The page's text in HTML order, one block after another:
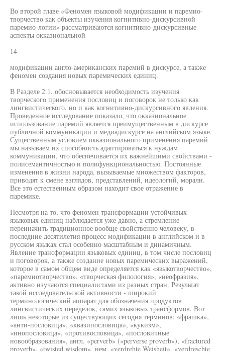
Во второй главе «Феномен языковой модификации и паремио-
творчество как объекты изучения когнитивно-дискурсивной
паремио-логии» рассматриваются когнитивно-дискурсивные
аспекты окказиональной
14
модификации англо-американских паремий в дискурсе, а также
феномен создания новых паремических единиц.
В Разделе 2.1. обосновывается необходимость изучения
творческого применения пословиц и поговорок не только как
лингвистического, но и как когнитивно-дискурсивного явления.
Проведенное исследование показало, что окказиональное
использование паремий является преимущественным в дискурсе
публичной коммуникации и медиадискурсе на английском языке.
Существенным условием окказионального применения паремий
мы называем их способность адаптироваться к нуждам
коммуникации, что обеспечивается их важнейшими свойствами -
полисемантичностью и полифункциональностью. Постоянные
изменения в жизни народа, вызываемые множеством факторов,
приводят к смене взглядов, представлений, идеологий, морали.
Все это естественным образом находит свое отражение в
паремике.
Несмотря на то, что феномен трансформации устойчивых
языковых единиц наблюдается уже давно, а стремление
переиначить традиционное вообще свойственно человеку, в
последние десятилетия процесс модификации в английском и в
русском языках стал особенно масштабным и динамичным.
Явление трансформации языковых единиц, в том числе пословиц
и поговорок, а также создание новых паремических выражений,
которое в самом общем виде определяется как «языкотворчество»,
«паремиотворчество», «творческая филология», «неофразия»,
активно изучаются специалистами из разных стран. Результат
такой исследовательской активности - широкий
терминологический аппарат для обозначения продуктов
лингвистических переделок, самих языковых трансформов. Вот
лишь некоторые из существующих сегодня терминов: «фрашка»,
«анти-пословица», «квазипословица», «кукизм»,
«инопословица», «противословица», «пословичные
новообразования», англ. «perverb» («perverse proverb»), «fractured
proverb», «twisted wisdom», нем. «verdrehte Weisheit», «verdreschte